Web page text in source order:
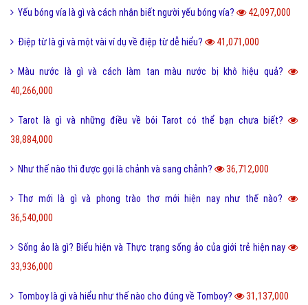
Yếu bóng vía là gì và cách nhận biết người yếu bóng vía? 42,097,000
Điệp từ là gì và một vài ví dụ về điệp từ dễ hiểu? 41,071,000
Màu nước là gì và cách làm tan màu nước bị khô hiệu quả?
40,266,000
Tarot là gì và những điều về bói Tarot có thể bạn chưa biết?
38,884,000
Như thế nào thì được gọi là chảnh và sang chảnh? 36,712,000
Thơ mới là gì và phong trào thơ mới hiện nay như thế nào?
36,540,000
Sống ảo là gì? Biểu hiện và Thực trạng sống ảo của giới trẻ hiện nay
33,936,000
Tomboy là gì và hiểu như thế nào cho đúng về Tomboy? 31,137,000